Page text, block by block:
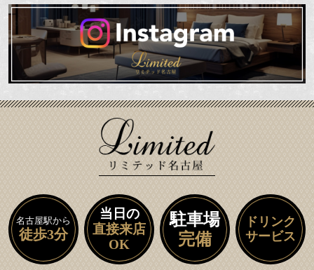
名古屋駅から
徒歩3分
当日の
直接来店
OK
駐車場
完備
ドリンク
サービス